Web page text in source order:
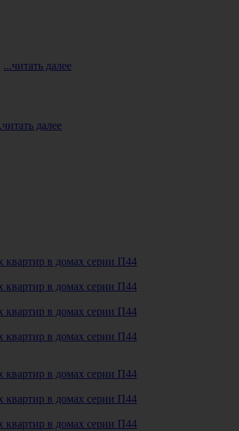
...читать далее
далее
квартир в домах серии П44
квартир в домах серии П44
квартир в домах серии П44
квартир в домах серии П44
квартир в домах серии П44
квартир в домах серии П44
квартир в домах серии П44